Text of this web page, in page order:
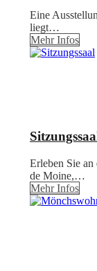
Eine
liegt…
Mehr Infos
Erleben Sie
de Moine,…
Mehr Infos